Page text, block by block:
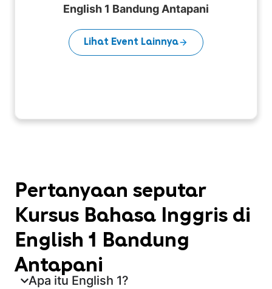
English 1 Bandung Antapani
Lihat Event Lainnya
Pertanyaan seputar
Kursus Bahasa Inggris di
English 1 Bandung
Antapani
Apa itu English 1?